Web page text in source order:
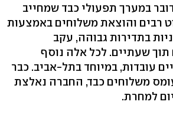
במערך תפעולי כבד שמחייב
רבים והוצאת משלוחים באמצעות
בתדירות גבוהה, עקב
תוך שעתיים. לכל אלה נוסף
עובדות, במיוחד בתל-אביב. כבר
משלוחים כבד, החברה נאלצת
למחרת.